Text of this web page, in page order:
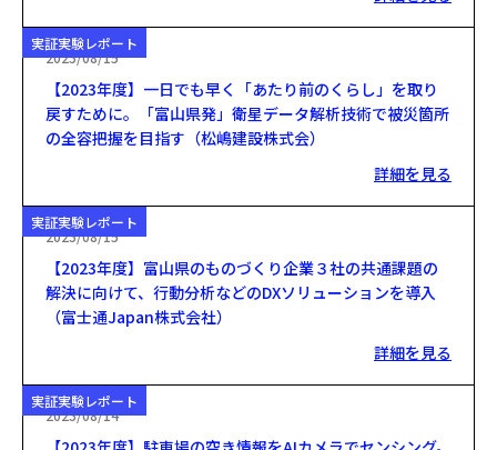
実証実験レポート
2023/08/15
【2023年度】一日でも早く「あたり前のくらし」を取り
戻すために。「富山県発」衛星データ解析技術で被災箇所
の全容把握を目指す（松嶋建設株式会）
詳細を見る
実証実験レポート
2023/08/15
【2023年度】富山県のものづくり企業３社の共通課題の
解決に向けて、行動分析などのDXソリューションを導入
（富士通Japan株式会社）
詳細を見る
実証実験レポート
2023/08/14